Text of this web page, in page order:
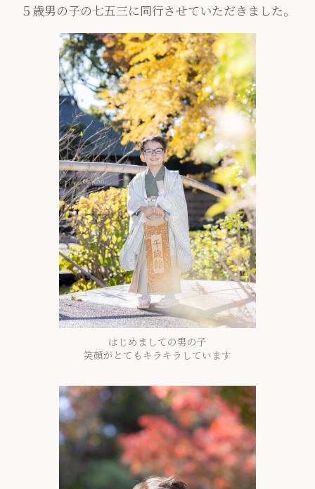
５歳男の子の七五三に同行させていただきました。
はじめましての男の子
笑顔がとてもキラキラしています